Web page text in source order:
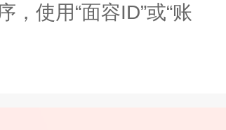
使用“面容ID”或“账